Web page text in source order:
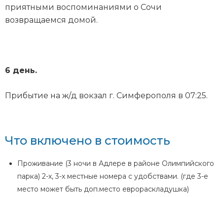
приятными воспоминаниями о Сочи
возвращаемся домой.
6 день.
Прибытие на ж/д вокзал г. Симферополя в 07:25.
Что включено в стоимость
Проживание (3 ночи в Адлере в районе Олимпийского
парка) 2-х, 3-х местные номера с удобствами. (где 3-е
место может быть доп.место еврораскладушка)